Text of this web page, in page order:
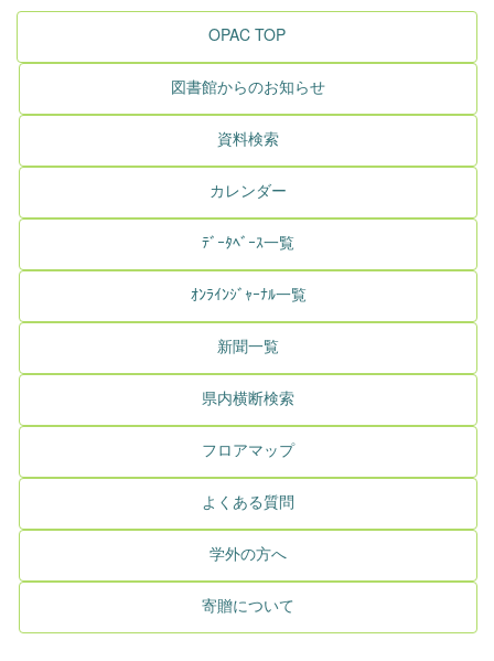
OPAC TOP
図書館からのお知らせ
資料検索
カレンダー
ﾃﾞｰﾀﾍﾞｰｽ一覧
ｵﾝﾗｲﾝｼﾞｬｰﾅﾙ一覧
新聞一覧
県内横断検索
フロアマップ
よくある質問
学外の方へ
寄贈について